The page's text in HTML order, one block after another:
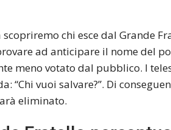
chi esce dal Grande
ad anticipare il nome del
meno votato dal pubblico. I
“Chi vuoi salvare?”. Di
eliminato.